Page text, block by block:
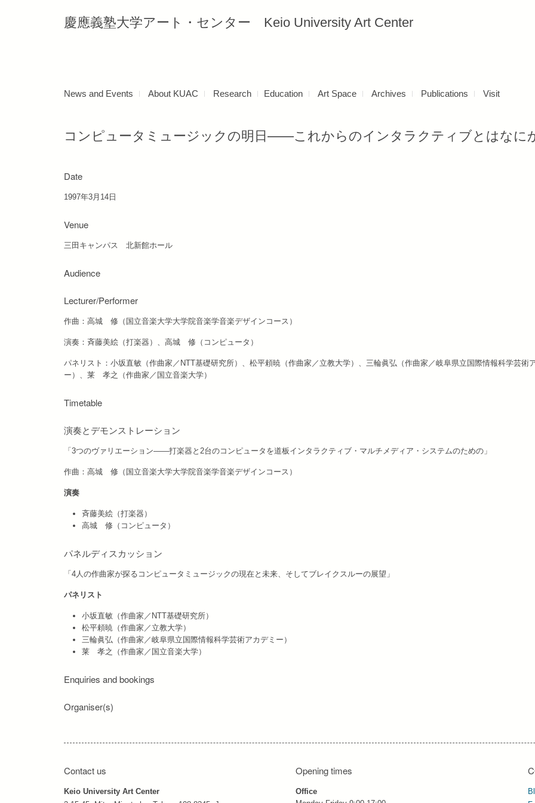
慶應義塾大学アート・センター Keio University Art Center
News and Events About KUAC Research Education Art Space Archives Publications Visit
コンピュータミュージックの明日——これからのインタラクティブとはなに
Date
1997年3月14日
Venue
三田キャンパス 北新館ホール
Audience
Lecturer/Performer
作曲：高城 修（国立音楽大学大学院音楽学音楽デザインコース）
演奏：斉藤美絵（打楽器）、高城 修（コンピュータ）
パネリスト：小坂直敏（作曲家／NTT基礎研究所）、松平頼暁（作曲家／立教大学）、三輪眞弘（作曲家／岐阜県立国際情報科学芸術
ー）、莱 孝之（作曲家／国立音楽大学）
Timetable
演奏とデモンストレーション
「3つのヴァリエーション——打楽器と2台のコンピュータを道板インタラクティブ・マルチメディア・システムのための」
作曲：高城 修（国立音楽大学大学院音楽学音楽デザインコース）
演奏
斉藤美絵（打楽器）
高城 修（コンピュータ）
パネルディスカッション
「4人の作曲家が探るコンピュータミュージックの現在と未来、そしてブレイクスルーの展望」
パネリスト
小坂直敏（作曲家／NTT基礎研究所）
松平頼暁（作曲家／立教大学）
三輪眞弘（作曲家／岐阜県立国際情報科学芸術アカデミー）
莱 孝之（作曲家／国立音楽大学）
Enquiries and bookings
Organiser(s)
Contact us
Keio University Art Center
Opening times
Office